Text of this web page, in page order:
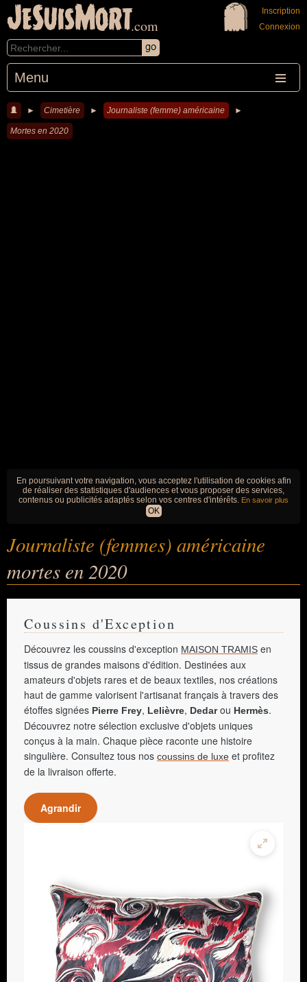
JeSuisMort.com
Menu
Inscription
Connexion
► Cimetière ► Journaliste (femme) américaine ►
Mortes en 2020
En poursuivant votre navigation, vous acceptez l'utilisation de cookies afin
de réaliser des statistiques d'audiences et vous proposer des services,
contenus ou publicités adaptés selon vos centres d'intérêts. En savoir plus
OK
Journaliste (femmes) américaine
mortes en 2020
Coussins d'Exception
Découvrez les coussins d'exception MAISON TRAMIS en
tissus de grandes maisons d'édition. Destinées aux
amateurs d'objets rares et de beaux textiles, nos créations
haut de gamme valorisent l'artisanat français à travers des
étoffes signées Pierre Frey, Lelièvre, Dedarou Hermès.
Découvrez notre sélection exclusive d'objets uniques
conçus à la main. Chaque pièce raconte une histoire
singulière. Consultez tous nos coussins de luxe et profitez
de la livraison offerte.
Agrandir